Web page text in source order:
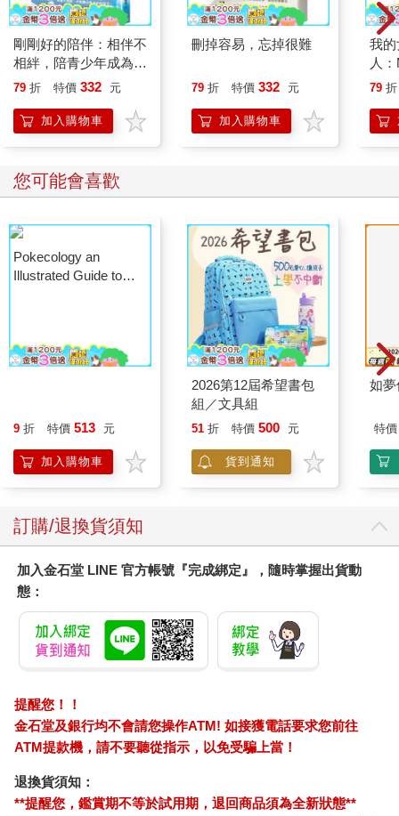
剛剛好的陪伴：相伴不
相絆，陪青少年成為想
要的自己
79 折 特價 332 元
加入購物車
刪掉容易，忘掉很難
79 折 特價 332 元
加入購物車
我
人
79 折
您可能會喜歡
Pokecology an
Illustrated Guide to
9 折 特價 513 元
加入購物車
2026第12屆希望書包
組／文具組
51 折 特價 500 元
貨到通知
如
特價
訂購/退換貨須知
加入金石堂 LINE 官方帳號『完成綁定』，隨時掌握出貨動
態：
提醒您！！
金石堂及銀行均不會請您操作ATM! 如接獲電話要求您前往
ATM提款機，請不要聽從指示，以免受騙上當！
退換貨須知：
**提醒您，鑑賞期不等於試用期，退回商品須為全新狀態**